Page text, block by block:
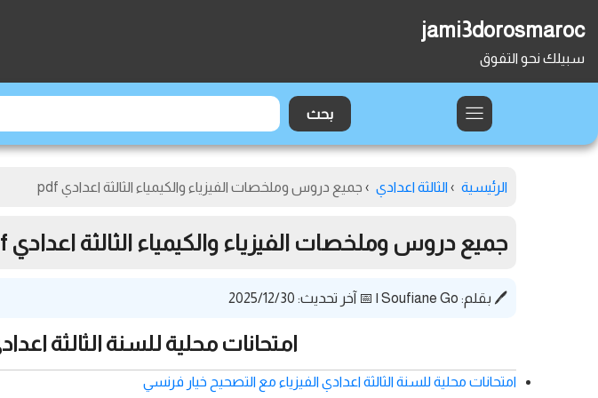
jami3dorosmaroc
سبيلك نحو التفوق
الرئيسية › الثالثة اعدادي › جميع دروس وملخصات الفيزياء والكيمياء الثالثة اعدادي pdf
جميع دروس وملخصات الفيزياء والكيمياء الثالثة اعدادي pdf
🖊️ بقلم: Soufiane Go
| 📅 آخر تحديث: 2025/12/30
امتحانات محلية للسنة الثالثة
امتحانات محلية للسنة الثالثة اعدادي الفيزياء مع التصحيح خيار فرنسي